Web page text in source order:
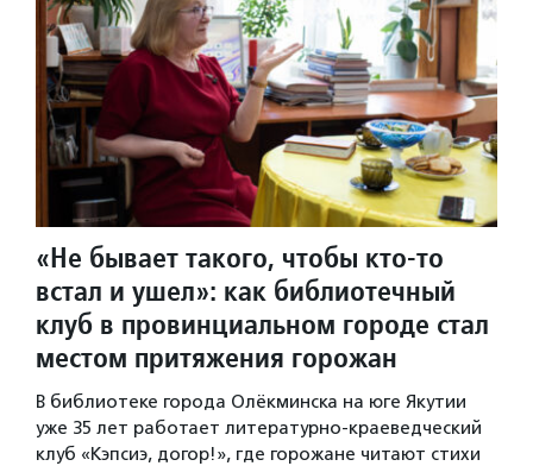
«Не бывает такого, чтобы кто-то
встал и ушел»: как библиотечный
клуб в провинциальном городе стал
местом притяжения горожан
В библиотеке города Олёкминска на юге Якутии
уже 35 лет работает литературно-краеведческий
клуб «Кэпсиэ, догор!», где горожане читают стихи